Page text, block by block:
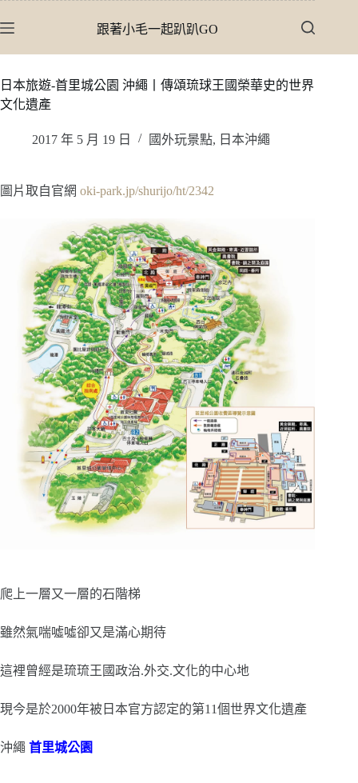
至
內
容
跟著小毛一起趴趴GO
日本旅遊-首里城公園 沖繩丨傳頌琉球王國榮華史的世界
文化遺產
2017 年 5 月 19 日 國外玩景點, 日本沖繩
圖片取自官網 oki-park.jp/shurijo/ht/2342
爬上一層又一層的石階梯
雖然氣喘噓噓卻又是滿心期待
這裡曾經是琉琉王國政治.外交.文化的中心地
現今是於2000年被日本官方認定的第11個世界文化遺產
沖繩 首里城公園